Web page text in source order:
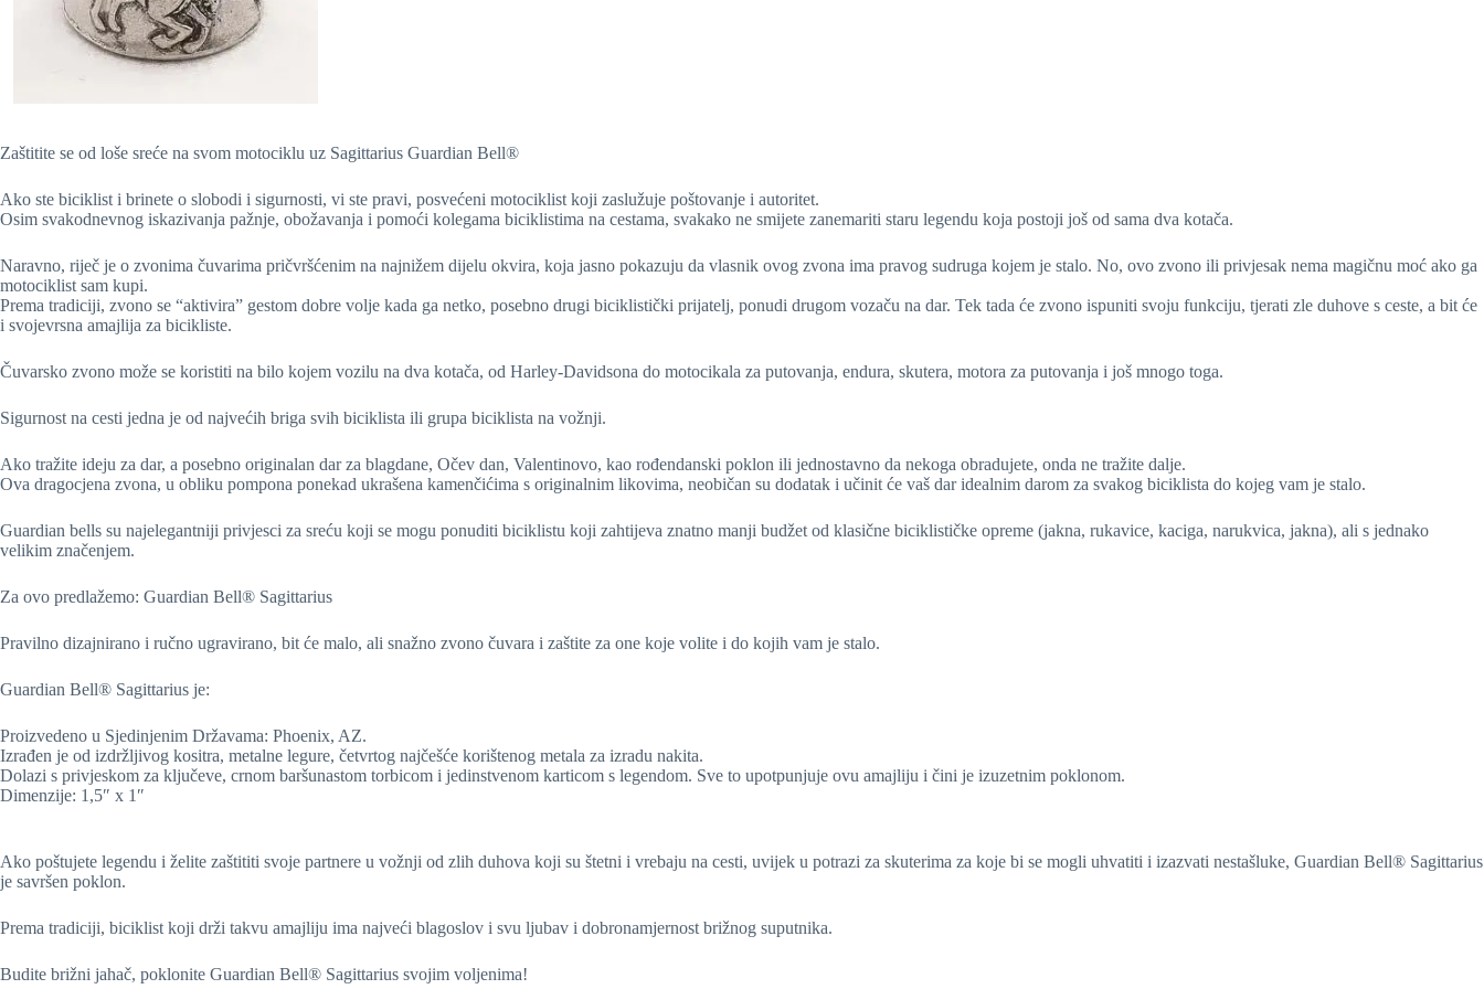
Zaštitite se od loše sreće na svom motociklu uz Sagittarius Guardian Bell®
Ako ste biciklist i brinete o slobodi i sigurnosti, vi ste pravi, posvećeni motociklist koji zaslužuje poštovanje i autoritet.
Osim svakodnevnog iskazivanja pažnje, obožavanja i pomoći kolegama biciklistima na cestama, svakako ne smijete zanemariti staru legendu koja postoji još od sama dva kotača.
Naravno, riječ je o zvonima čuvarima pričvršćenim na najnižem dijelu okvira, koja jasno pokazuju da vlasnik ovog zvona ima pravog sudruga kojem je stalo. No, ovo zvono ili privjesak nema magičnu moć ako ga
motociklist sam kupi.
Prema tradiciji, zvono se “aktivira” gestom dobre volje kada ga netko, posebno drugi biciklistički prijatelj, ponudi drugom vozaču na dar. Tek tada će zvono ispuniti svoju funkciju, tjerati zle duhove s ceste, a bit će
i svojevrsna amajlija za bicikliste.
Čuvarsko zvono može se koristiti na bilo kojem vozilu na dva kotača, od Harley-Davidsona do motocikala za putovanja, endura, skutera, motora za putovanja i još mnogo toga.
Sigurnost na cesti jedna je od najvećih briga svih biciklista ili grupa biciklista na vožnji.
Ako tražite ideju za dar, a posebno originalan dar za blagdane, Očev dan, Valentinovo, kao rođendanski poklon ili jednostavno da nekoga obradujete, onda ne tražite dalje.
Ova dragocjena zvona, u obliku pompona ponekad ukrašena kamenčićima s originalnim likovima, neobičan su dodatak i učinit će vaš dar idealnim darom za svakog biciklista do kojeg vam je stalo.
Guardian bells su najelegantniji privjesci za sreću koji se mogu ponuditi biciklistu koji zahtijeva znatno manji budžet od klasične biciklističke opreme (jakna, rukavice, kaciga, narukvica, jakna), ali s jednako
velikim značenjem.
Za ovo predlažemo: Guardian Bell® Sagittarius
Pravilno dizajnirano i ručno ugravirano, bit će malo, ali snažno zvono čuvara i zaštite za one koje volite i do kojih vam je stalo.
Guardian Bell® Sagittarius je:
Proizvedeno u Sjedinjenim Državama: Phoenix, AZ.
Izrađen je od izdržljivog kositra, metalne legure, četvrtog najčešće korištenog metala za izradu nakita.
Dolazi s privjeskom za ključeve, crnom baršunastom torbicom i jedinstvenom karticom s legendom. Sve to upotpunjuje ovu amajliju i čini je izuzetnim poklonom.
Dimenzije: 1,5″ x 1″
Ako poštujete legendu i želite zaštititi svoje partnere u vožnji od zlih duhova koji su štetni i vrebaju na cesti, uvijek u potrazi za skuterima za koje bi se mogli uhvatiti i izazvati nestašluke, Guardian Bell® Sagittarius
je savršen poklon.
Prema tradiciji, biciklist koji drži takvu amajliju ima najveći blagoslov i svu ljubav i dobronamjernost brižnog suputnika.
Budite brižni jahač, poklonite Guardian Bell® Sagittarius svojim voljenima!